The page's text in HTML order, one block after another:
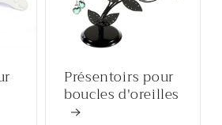
Présentoirs pour
boucles d'oreilles